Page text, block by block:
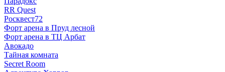
RR Quest
Росквест72
Форт арена в Пруд лесной
Форт арена в ТЦ Арбат
Авокадо
Тайная комната
Secret Room